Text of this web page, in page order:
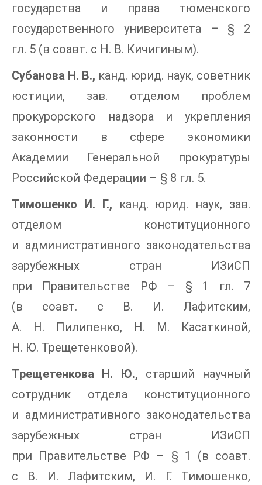
государства и права тюменского
государственного университета – § 2
гл. 5 (в соавт. с Н. В. Кичигиным).
Субанова Н. В., канд. юрид. наук, советник
юстиции, зав. отделом проблем
прокурорского надзора и укрепления
законности в сфере экономики
Академии Генеральной прокуратуры
Российской Федерации – § 8 гл. 5.
Тимошенко И. Г., канд. юрид. наук, зав.
отделом конституционного
и административного законодательства
зарубежных стран ИЗиСП
при Правительстве РФ – § 1 гл. 7
(в соавт. с В. И. Лафитским,
А. Н. Пилипенко, Н. М. Касаткиной,
Н. Ю. Трещетенковой).
Трещетенкова Н. Ю., старший научный
сотрудник отдела конституционного
и административного законодательства
зарубежных стран ИЗиСП
при Правительстве РФ – § 1 (в соавт.
с В. И. Лафитским, И. Г. Тимошенко,